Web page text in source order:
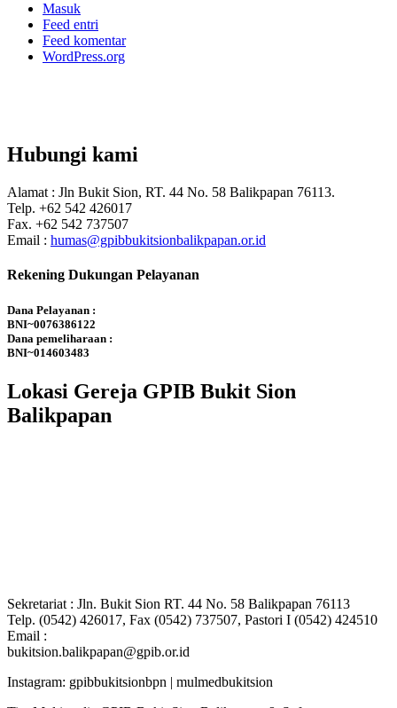
Masuk
Feed entri
Feed komentar
WordPress.org
Hubungi kami
Alamat : Jln Bukit Sion, RT. 44 No. 58 Balikpapan 76113.
Telp. +62 542 426017
Fax. +62 542 737507
Email : humas@gpibbukitsionbalikpapan.or.id
Rekening Dukungan Pelayanan
Dana Pelayanan :
BNI~0076386122
Dana pemeliharaan :
BNI~014603483
Lokasi Gereja GPIB Bukit Sion
Balikpapan
Sekretariat : Jln. Bukit Sion RT. 44 No. 58 Balikpapan 76113
Telp. (0542) 426017, Fax (0542) 737507, Pastori I (0542) 424510
Email :
bukitsion.balikpapan@gpib.or.id
Instagram: gpibbukitsionbpn | mulmedbukitsion